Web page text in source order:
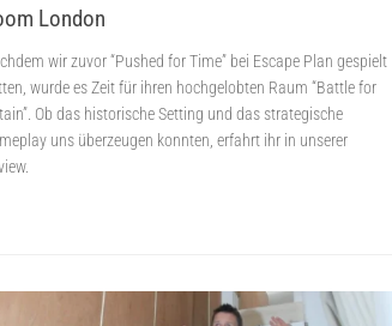
London
wir zuvor “Pushed for Time” bei Escape Plan gespielt
wurde es Zeit für ihren hochgelobten Raum “Battle for
Ob das historische Setting und das strategische
uns überzeugen konnten, erfahrt ihr in unserer